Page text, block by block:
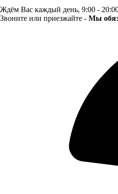
Ждём Вас каждый день, 9:00 -
Звоните или приезжайте - Мы